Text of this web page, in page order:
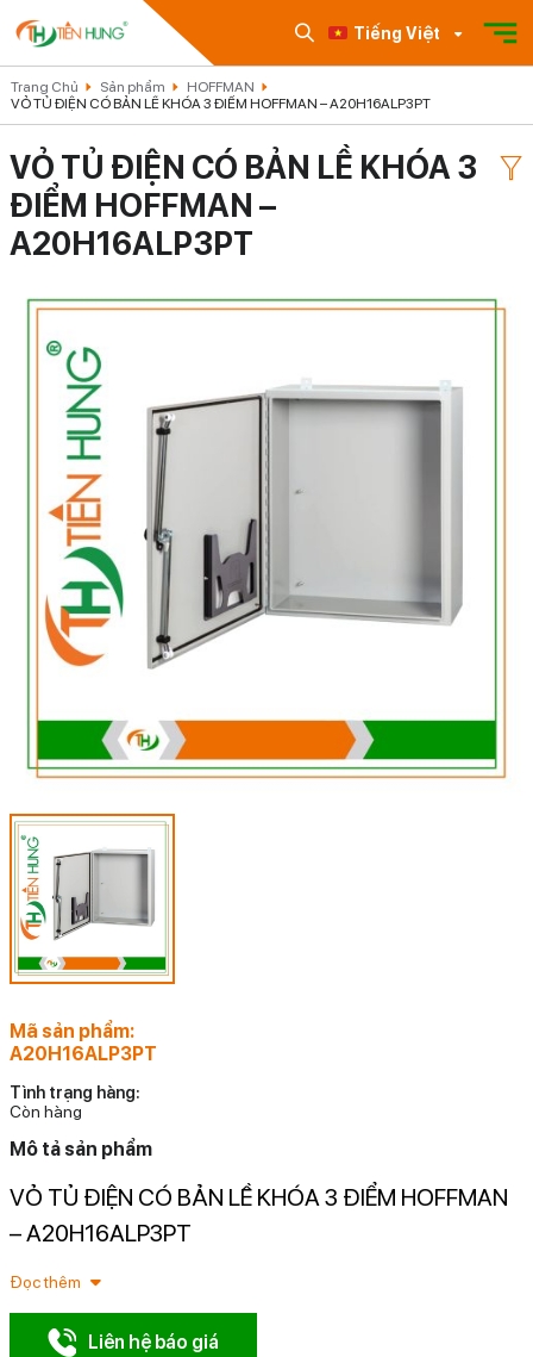
Tiếng Việt
Trang Chủ Sản phẩm
HOFFMAN
VỎ TỦ ĐIỆN CÓ BẢN LỀ KHÓA 3 ĐIỂM HOFFMAN – A20H16ALP3PT
VỎ TỦ ĐIỆN CÓ BẢN LỀ KHÓA 3
ĐIỂM HOFFMAN –
A20H16ALP3PT
Mã sản phẩm:
A20H16ALP3PT
Tình trạng hàng:
Còn hàng
Mô tả sản phẩm
VỎ TỦ ĐIỆN CÓ BẢN LỀ KHÓA 3 ĐIỂM HOFFMAN
– A20H16ALP3PT
Đọc thêm
Liên hệ báo giá